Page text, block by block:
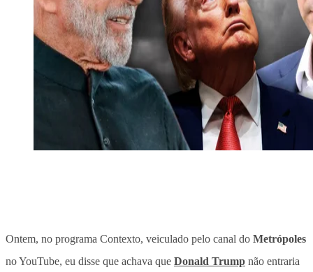
Ontem, no programa Contexto, veiculado pelo canal do Metrópoles
no YouTube, eu disse que achava que Donald Trump não entraria